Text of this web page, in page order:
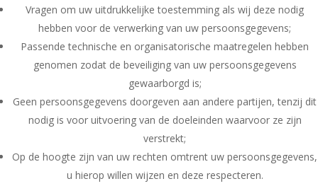
Vragen om uw uitdrukkelijke toestemming als wij deze nodig
hebben voor de verwerking van uw persoonsgegevens;
Passende technische en organisatorische maatregelen hebben
genomen zodat de beveiliging van uw persoonsgegevens
gewaarborgd is;
Geen persoonsgegevens doorgeven aan andere partijen, tenzij dit
nodig is voor uitvoering van de doeleinden waarvoor ze zijn
verstrekt;
Op de hoogte zijn van uw rechten omtrent uw persoonsgegevens,
u hierop willen wijzen en deze respecteren.